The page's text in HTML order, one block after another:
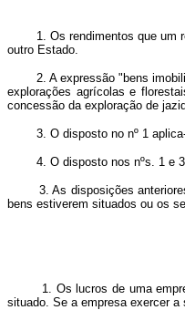
1. Os rendimentos que um
outro Estado.
2. A expressão "bens
explorações agrícolas e
concessão da exploração de
3. O disposto no nº 1 aplica-
4. O disposto nos nºs. 1 e 3
3. As disposições anteriores
bens estiverem situados ou os
1. Os lucros de uma empresa
situado. Se a empresa exercer